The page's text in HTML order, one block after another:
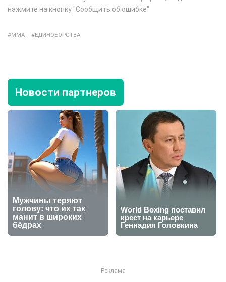
нажмите на кнопку "Сообщить об ошибке"
ММА ЕДИНОБОРСТВА
Новости партнеров